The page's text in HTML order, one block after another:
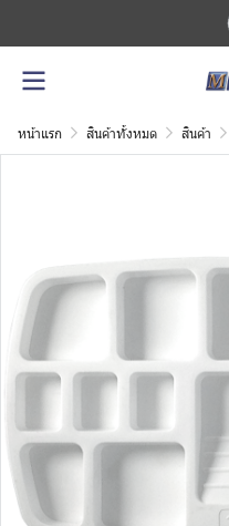
หน้าแรก สินค้าทั้งหมด สินค้า